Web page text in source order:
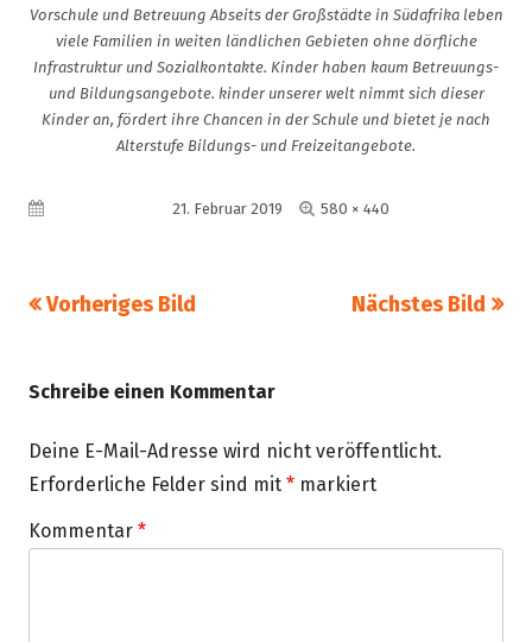
Vorschule und ­Betreuung Abseits der Großstädte in Südafrika leben
viele Familien in weiten ländlichen Gebieten ohne dörfliche
Infrastruktur und Sozialkontakte. Kinder haben kaum Betreuungs-
und Bildungsangebote. kinder unserer welt nimmt sich dieser
Kinder an, fördert ihre Chancen in der Schule und bietet je nach
Alterstufe Bildungs- und Freizeitangebote.
Veröffentlicht am21. Februar 2019 Volle
580 × 440
Vorheriges Bild Nächstes Bild
Schreibe einen Kommentar
Deine E-Mail-Adresse wird nicht veröffentlicht.
Erforderliche Felder sind mit * markiert
Kommentar *